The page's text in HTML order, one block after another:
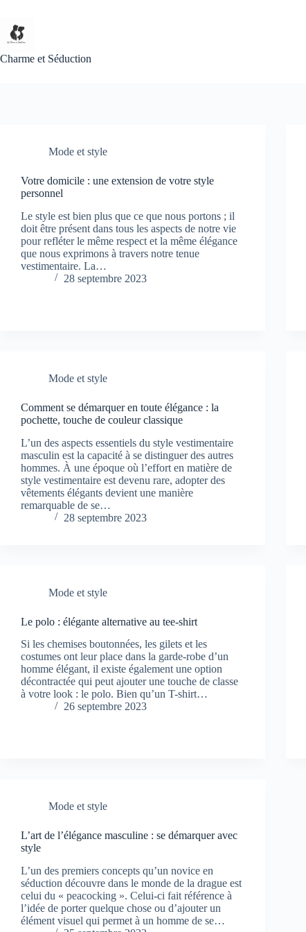
contenu
Charme et Séduction
Mode et style
Votre domicile : une extension de votre style
personnel
Le style est bien plus que ce que nous portons ; il
doit être présent dans tous les aspects de notre vie
pour refléter le même respect et la même élégance
que nous exprimons à travers notre tenue
vestimentaire. La…
28 septembre 2023
Mode et style
Comment se démarquer en toute élégance : la
pochette, touche de couleur classique
L’un des aspects essentiels du style vestimentaire
masculin est la capacité à se distinguer des autres
hommes. À une époque où l’effort en matière de
style vestimentaire est devenu rare, adopter des
vêtements élégants devient une manière
remarquable de se…
28 septembre 2023
Mode et style
Le polo : élégante alternative au tee-shirt
Si les chemises boutonnées, les gilets et les
costumes ont leur place dans la garde-robe d’un
homme élégant, il existe également une option
décontractée qui peut ajouter une touche de classe
à votre look : le polo. Bien qu’un T-shirt…
26 septembre 2023
Mode et style
L’art de l’élégance masculine : se démarquer avec
style
L’un des premiers concepts qu’un novice en
séduction découvre dans le monde de la drague est
celui du « peacocking ». Celui-ci fait référence à
l’idée de porter quelque chose ou d’ajouter un
élément visuel qui permet à un homme de se…